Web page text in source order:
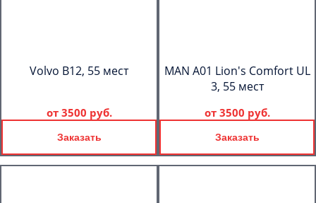
Volvo B12, 55 мест
от 3500 руб.
Заказать
MAN A01 Lion's Comfort UL
3, 55 мест
от 3500 руб.
Заказать